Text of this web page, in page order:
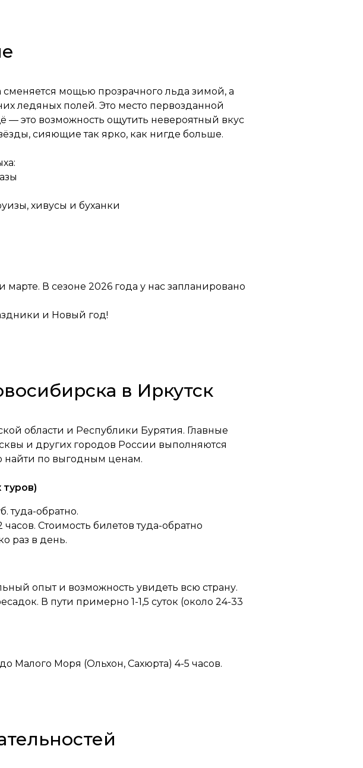
сменяется мощью прозрачного льда зимой, а
ледяных полей. Это место первозданной
это возможность ощутить невероятный вкус
сияющие так ярко, как нигде больше.
хивусы и буханки
В сезоне 2026 года у нас запланировано
и Новый год!
в Иркутск
области и Республики Бурятия. Главные
и других городов России выполняются
найти по выгодным ценам.
туда-обратно.
Стоимость билетов туда-обратно
раз в день.
опыт и возможность увидеть всю страну.
В пути примерно 1-1,5 суток (около 24-33
Малого Моря (Ольхон, Сахюрта) 4-5 часов.